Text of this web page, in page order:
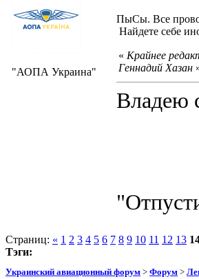
"АОПА Украина"
ПыСы. Все
Найдете себе
« Крайнее
Геннадий Хазан
L-
Страниц: « 1 2 3 4 5 6 7 8 9 10 11 12 13
Тэги:
Украинский авиационный форум > Форум >